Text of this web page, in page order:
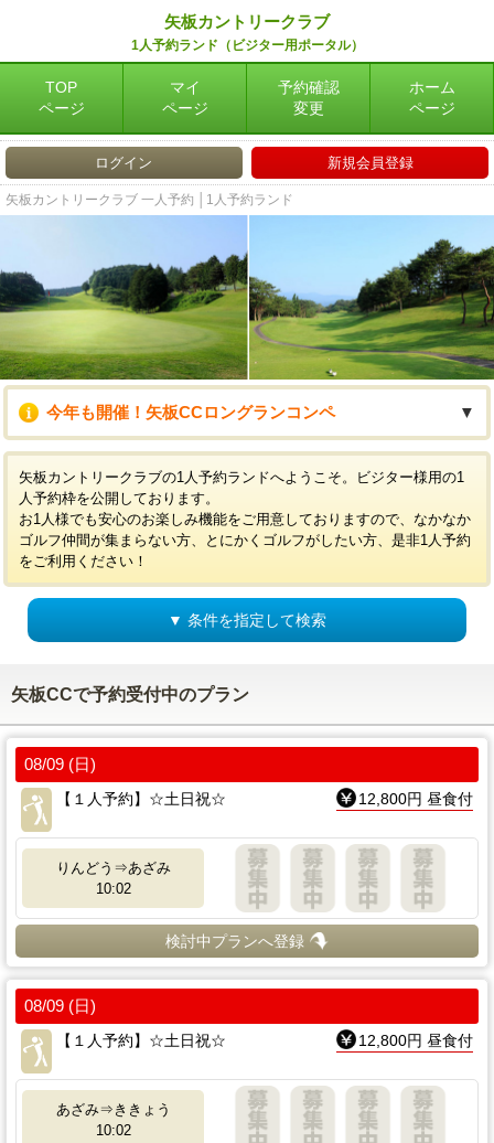
矢板カントリークラブ
1人予約ランド（ビジター用ポータル）
TOP
ページ
マイ
ページ
予約確認
変更
ホーム
ページ
ログイン 新規会員登録
矢板カントリークラブ 一人予約 │1人予約ランド
今年も開催！矢板CCロングランコンペ ▼
矢板カントリークラブの1人予約ランドへようこそ。ビジター様用の1
人予約枠を公開しております。
お1人様でも安心のお楽しみ機能をご用意しておりますので、なかなか
ゴルフ仲間が集まらない方、とにかくゴルフがしたい方、是非1人予約
をご利用ください！
▼ 条件を指定して検索
矢板CCで予約受付中のプラン
08/09 (日)
【１人予約】☆土日祝☆
12,800円 昼食付
りんどう⇒あざみ
10:02
検討中プランへ登録
08/09 (日)
【１人予約】☆土日祝☆
12,800円 昼食付
あざみ⇒ききょう
10:02